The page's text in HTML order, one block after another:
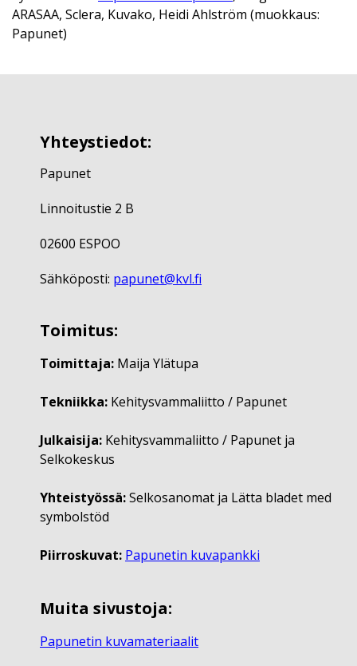
ARASAA, Sclera, Kuvako, Heidi Ahlström (muokkaus:
Papunet)
Yhteystiedot:
Papunet
Linnoitustie 2 B
02600 ESPOO
Sähköposti: papunet@kvl.fi
Toimitus:
Toimittaja: Maija Ylätupa
Tekniikka: Kehitysvammaliitto / Papunet
Julkaisija: Kehitysvammaliitto / Papunet ja
Selkokeskus
Yhteistyössä:Selkosanomat ja Lätta bladet med
symbolstöd
Piirroskuvat: Papunetin kuvapankki
Muita sivustoja:
Papunetin kuvamateriaalit